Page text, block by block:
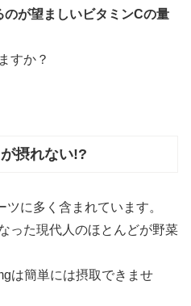
のが望ましいビタミンCの量
すか？
摂れない!?
に多く含まれています。
った現代人のほとんどが野菜
は簡単には摂取できませ